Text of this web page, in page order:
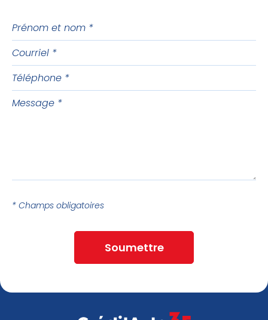
Prénom
nom
Courriel
Téléphone
Message
* Champs obligatoires
Soumettre